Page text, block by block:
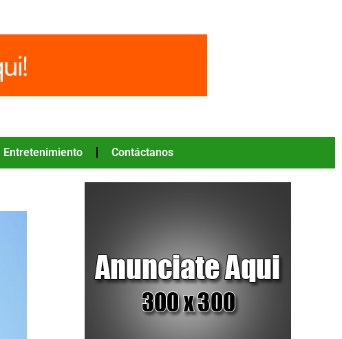
Entretenimiento Contáctanos